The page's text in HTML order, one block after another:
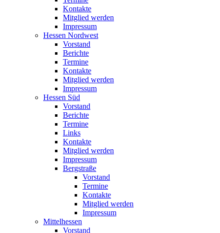
Kontakte
Mitglied werden
Impressum
Hessen Nordwest
Vorstand
Berichte
Termine
Kontakte
Mitglied werden
Impressum
Hessen Süd
Vorstand
Berichte
Termine
Links
Kontakte
Mitglied werden
Impressum
Bergstraße
Vorstand
Termine
Kontakte
Mitglied werden
Impressum
Mittelhessen
Vorstand